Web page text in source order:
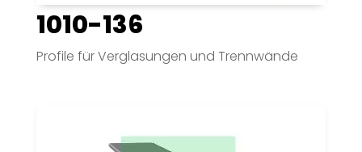
1010-136
Profile für Verglasungen und Trennwände